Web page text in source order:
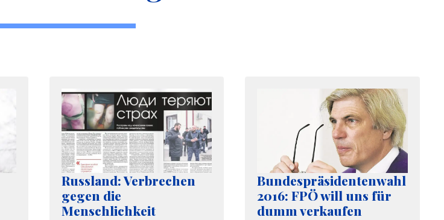
Russland: Verbrechen
gegen die
Menschlichkeit
Bundespräsidentenwahl
2016: FPÖ will uns für
dumm verkaufen